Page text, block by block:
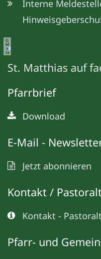
Interne
©
M
e
ta
St. Matthias auf
Pfarrbrief
Download
E-Mail -
Jetzt abonnieren
Kontakt /
Kontakt -
Pfarr- und